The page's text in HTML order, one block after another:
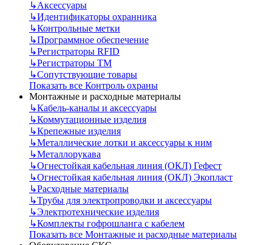
↳Аксессуары
↳Идентификаторы охранника
↳Контрольные метки
↳Программное обеспечение
↳Регистраторы RFID
↳Регистраторы ТМ
↳Сопутствующие товары
Показать все Контроль охраны
Монтажные и расходные материалы
↳Кабель-каналы и аксессуары
↳Коммутационные изделия
↳Крепежные изделия
↳Металлические лотки и аксессуары к ним
↳Металлорукава
↳Огнестойкая кабельная линия (ОКЛ) Гефест
↳Огнестойкая кабельная линия (ОКЛ) Экопласт
↳Расходные материалы
↳Трубы для электропроводки и аксессуары
↳Электротехнические изделия
↳Комплекты гофрошланга с кабелем
Показать все Монтажные и расходные материалы